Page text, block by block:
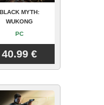
BLACK MYTH:
WUKONG
PC
40.99 €